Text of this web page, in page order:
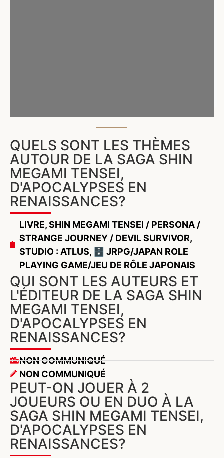
QUELS SONT LES THÈMES
AUTOUR DE LA SAGA SHIN
MEGAMI TENSEI,
D'APOCALYPSES EN
RENAISSANCES?
LIVRE,SHIN MEGAMI TENSEI / PERSONA /
STRANGE JOURNEY / DEVIL SURVIVOR,
STUDIO : ATLUS,
🗄️ JRPG/JAPAN ROLE
PLAYING GAME/JEU DE RÔLE JAPONAIS
QUI SONT LES AUTEURS ET
L'ÉDITEUR DE LA SAGA SHIN
MEGAMI TENSEI,
D'APOCALYPSES EN
RENAISSANCES?
NON COMMUNIQUÉ
NON COMMUNIQUÉ
PEUT-ON JOUER À 2
JOUEURS OU EN DUO À LA
SAGA SHIN MEGAMI TENSEI,
D'APOCALYPSES EN
RENAISSANCES?